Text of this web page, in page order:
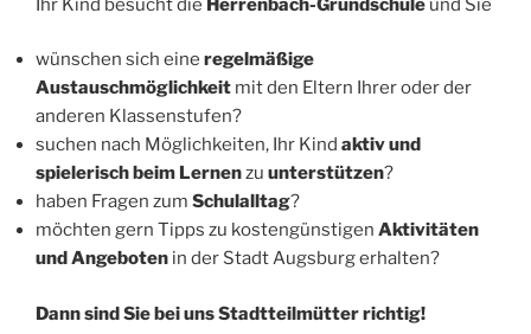
wünschen sich eine regelmäßige
Austauschmöglichkeit mit den Eltern Ihrer oder der
anderen Klassenstufen?
suchen nach Möglichkeiten, Ihr Kind aktiv und
spielerischbeim Lernenzu unterstützen?
haben Fragen zum Schulalltag?
möchten gern Tipps zu kostengünstigen Aktivitäten
und Angeboten in der Stadt Augsburg erhalten?
Dann sind Sie bei uns Stadtteilmütter richtig!